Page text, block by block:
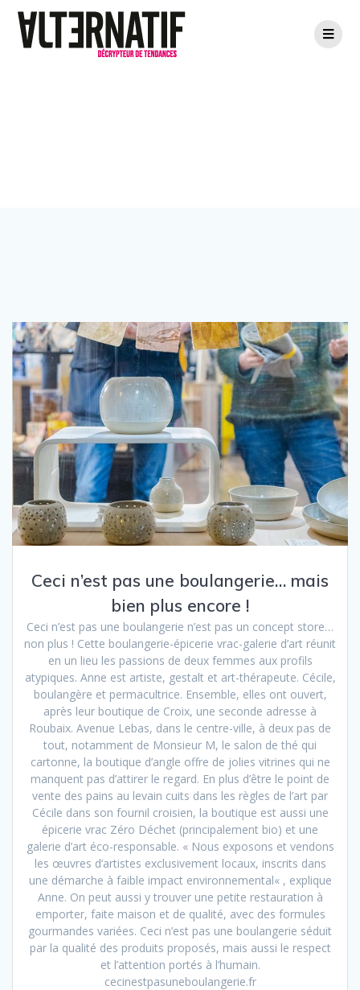
Passer
au
Ceci n’est pas une boulangerie… mais
bien plus encore !
Ceci n’est pas une boulangerie n’est pas un concept store…
non plus ! Cette boulangerie-épicerie vrac-galerie d’art réunit
en un lieu les passions de deux femmes aux profils
atypiques. Anne est artiste, gestalt et art-thérapeute. Cécile,
boulangère et permacultrice. Ensemble, elles ont ouvert,
après leur boutique de Croix, une seconde adresse à
Roubaix. Avenue Lebas, dans le centre-ville, à deux pas de
tout, notamment de Monsieur M, le salon de thé qui
cartonne, la boutique d’angle offre de jolies vitrines qui ne
manquent pas d’attirer le regard. En plus d’être le point de
vente des pains au levain cuits dans les règles de l’art par
Cécile dans son fournil croisien, la boutique est aussi une
épicerie vrac Zéro Déchet (principalement bio) et une
galerie d’art éco-responsable. « Nous exposons et vendons
les œuvres d’artistes exclusivement locaux, inscrits dans
une démarche à faible impact environnemental« , explique
Anne. On peut aussi y trouver une petite restauration à
emporter, faite maison et de qualité, avec des formules
gourmandes variées. Ceci n’est pas une boulangerie séduit
par la qualité des produits proposés, mais aussi le respect
et l’attention portés à l’humain.
cecinestpasuneboulangerie.fr